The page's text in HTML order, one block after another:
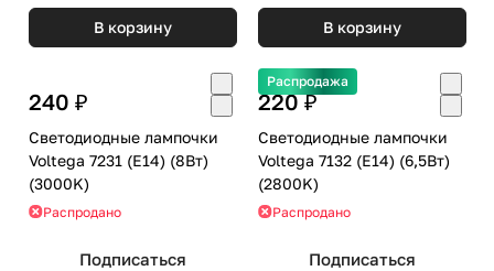
В корзину В корзину
240 ₽
Светодиодные лампочки
Voltega 7231 (E14) (8Вт)
(3000K)
Распродано
Подписаться
Распродажа
220 ₽
Светодиодные лампочки
Voltega 7132 (E14) (6,5Вт)
(2800K)
Распродано
Подписаться